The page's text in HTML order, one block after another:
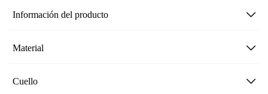
Información del producto
Material
Cuello